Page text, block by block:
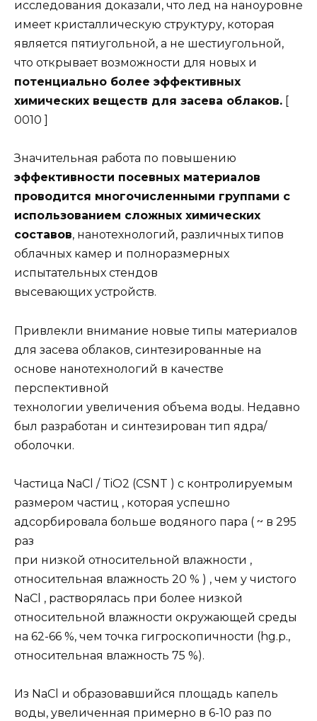
исследования доказали, что лед на наноуровне
имеет кристаллическую структуру, которая
является пятиугольной, а не шестиугольной,
что открывает возможности для новых и
потенциально более эффективных
химических веществ для засева облаков.
0010 ]
Значительная работа по повышению
эффективности посевных материалов
проводится многочисленными группами с
использованием сложных химических
составов, нанотехнологий, различных типов
облачных камер и полноразмерных
испытательных стендов
высевающих устройств.
Привлекли внимание новые типы материалов
для засева облаков, синтезированные на
основе нанотехнологий в качестве
перспективной
технологии увеличения объема воды. Недавно
был разработан и синтезирован тип ядра/
оболочки.
Частица NaCl / TiO2 (CSNT ) с контролируемым
размером частиц , которая успешно
адсорбировала больше водяного пара ( ~ в 295
раз
при низкой относительной влажности ,
относительная влажность 20 % ) , чем у чистого
NaCl , растворялась при более низкой
относительной влажности окружающей среды
на 62-66 %, чем точка гигроскопичности (hg.p.,
относительная влажность 75 %).
Из NaCl и образовавшийся площадь капель
воды, увеличенная примерно в 6-10 раз по